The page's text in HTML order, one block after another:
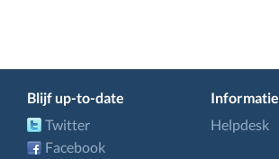
Blijf up-to-date
Twitter
Facebook
Informatie
Helpdesk